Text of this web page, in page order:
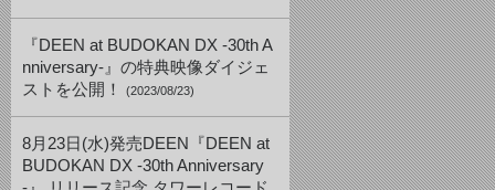
『DEEN at BUDOKAN DX -30th A
nniversary-』の特典映像ダイジェ
ストを公開！
(2023/08/23)
8月23日(水)発売DEEN『DEEN at
BUDOKAN DX -30th Anniversary